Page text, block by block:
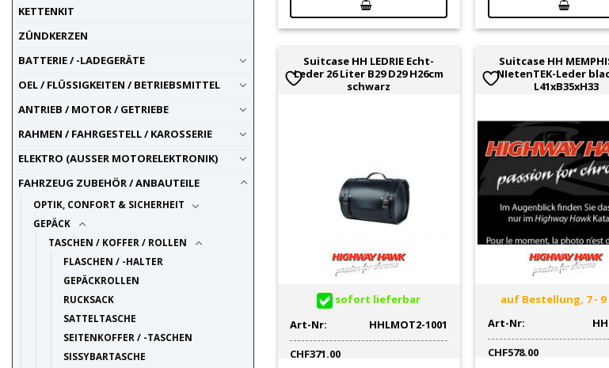
KETTENKIT
ZÜNDKERZEN
BATTERIE / -LADEGERÄTE
OEL / FLÜSSIGKEITEN / BETRIEBSMITTEL
ANTRIEB / MOTOR / GETRIEBE
RAHMEN / FAHRGESTELL / KAROSSERIE
ELEKTRO (AUSSER MOTORELEKTRONIK)
FAHRZEUG ZUBEHÖR / ANBAUTEILE
OPTIK, CONFORT & SICHERHEIT
GEPÄCK
TASCHEN / KOFFER / ROLLEN
FLASCHEN / -HALTER
GEPÄCKROLLEN
RUCKSACK
SATTELTASCHE
SEITENKOFFER / -TASCHEN
SISSYBARTASCHE
Suitcase HH LEDRIE Echt-
Leder 26 Liter B29 D29 H26cm
schwarz
sofort lieferbar
Art-Nr:
HHLMOT2-1001
CHF371.00
Suitcase HH
NIetenTEK-Leder
L41xB35xH33
auf Bestellung, 7 - 9
Art-Nr:
CHF578.00